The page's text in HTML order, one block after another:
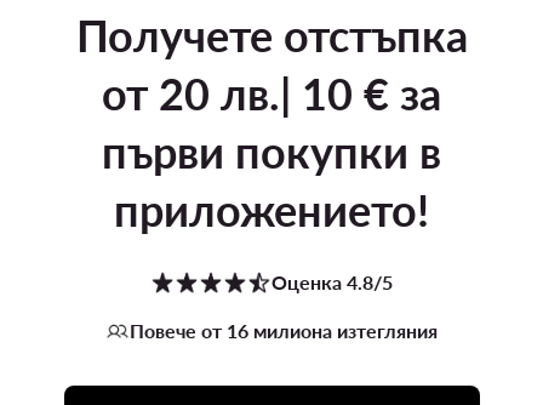
Получете отстъпка
от 20 лв.| 10 € за
първи покупки в
приложението!
Оценка 4.8/5
Повече от 16 милиона изтегляния